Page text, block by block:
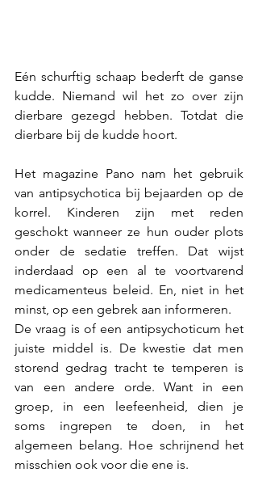
Eén schurftig schaap bederft de ganse
kudde. Niemand wil het zo over zijn
dierbare gezegd hebben. Totdat die
dierbare bij de kudde hoort.
Het magazine Pano nam het gebruik
van antipsychotica bij bejaarden op de
korrel. Kinderen zijn met reden
geschokt wanneer ze hun ouder plots
onder de sedatie treffen. Dat wijst
inderdaad op een al te voortvarend
medicamenteus beleid. En, niet in het
minst, op een gebrek aan informeren.
De vraag is of een antipsychoticum het
juiste middel is. De kwestie dat men
storend gedrag tracht te temperen is
van een andere orde. Want in een
groep, in een leefeenheid, dien je
soms ingrepen te doen, in het
algemeen belang. Hoe schrijnend het
misschien ook voor die ene is.